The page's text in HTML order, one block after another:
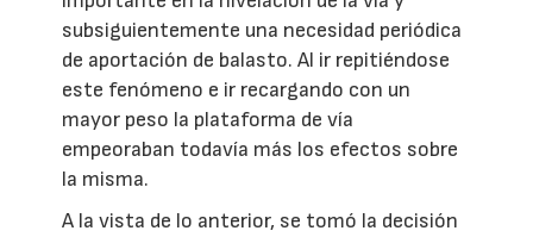
subsiguientemente una necesidad periódica
de aportación de balasto. Al ir repitiéndose
este fenómeno e ir recargando con un
mayor peso la plataforma de vía
empeoraban todavía más los efectos sobre
la misma.
A la vista de lo anterior, se tomó la decisión